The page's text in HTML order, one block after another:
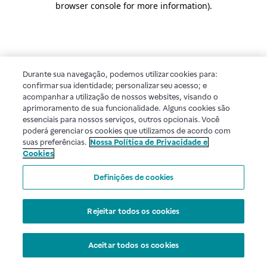
browser console for more information).
Durante sua navegação, podemos utilizar cookies para:
confirmar sua identidade; personalizar seu acesso; e
acompanhar a utilização de nossos websites, visando o
aprimoramento de sua funcionalidade. Alguns cookies são
essenciais para nossos serviços, outros opcionais. Você
poderá gerenciar os cookies que utilizamos de acordo com
suas preferências. Nossa Política de Privacidade e
Cookies
Definições de cookies
Rejeitar todos os cookies
Aceitar todos os cookies